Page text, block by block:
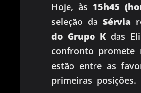
Hoje, às 15h45
seleção da Sérvia
do Grupo Kdas
confronto promete
estão entre as
primeiras posições.